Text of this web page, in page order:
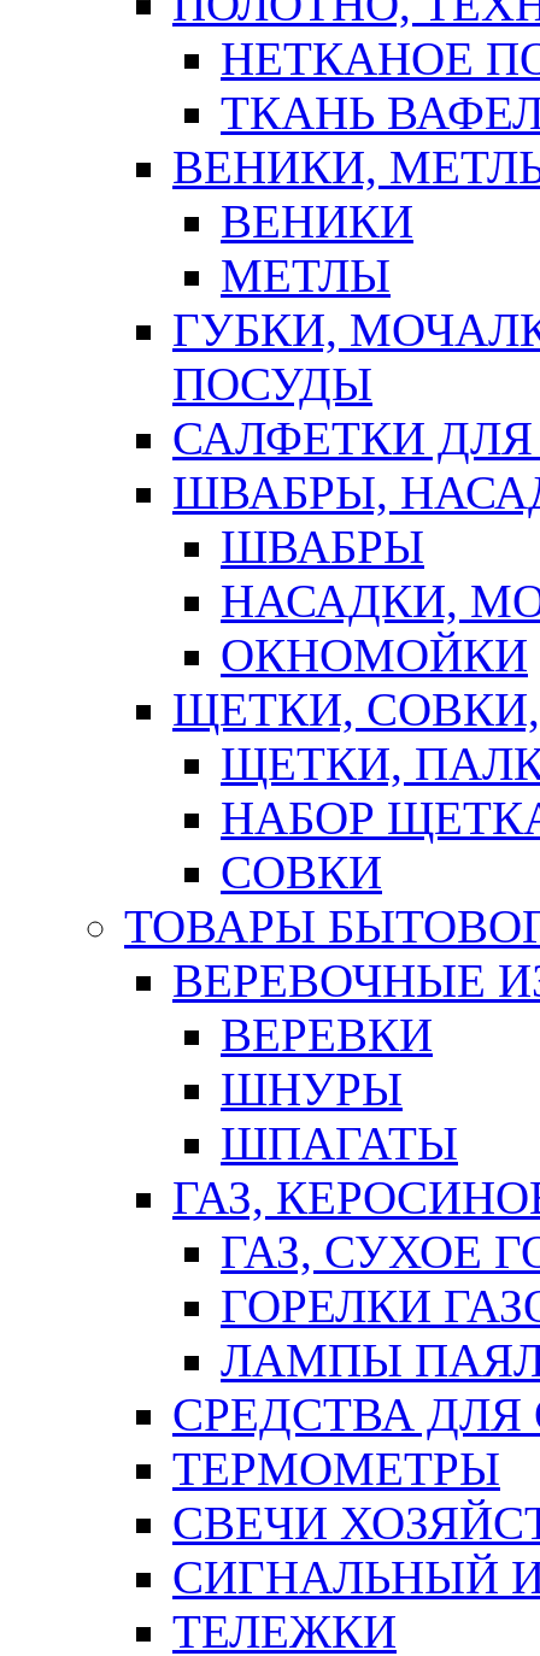
НЕТКАНОЕ
ТКАНЬ
ВЕНИКИ,
ВЕНИКИ
МЕТЛЫ
ГУБКИ,
ПОСУДЫ
САЛФЕТКИ
ШВАБРЫ,
ШВАБРЫ
НАСАДКИ,
ОКНОМОЙКИ
ЩЕТКИ,
ЩЕТКИ,
НАБОР
СОВКИ
ТОВАРЫ
ВЕРЕВОЧНЫЕ
ВЕРЕВКИ
ШНУРЫ
ШПАГАТЫ
ГАЗ,
ГАЗ, СУХОЕ
ГОРЕЛКИ
ЛАМПЫ
СРЕДСТВА
ТЕРМОМЕТРЫ
СВЕЧИ
СИГНАЛЬНЫЙ
ТЕЛЕЖКИ